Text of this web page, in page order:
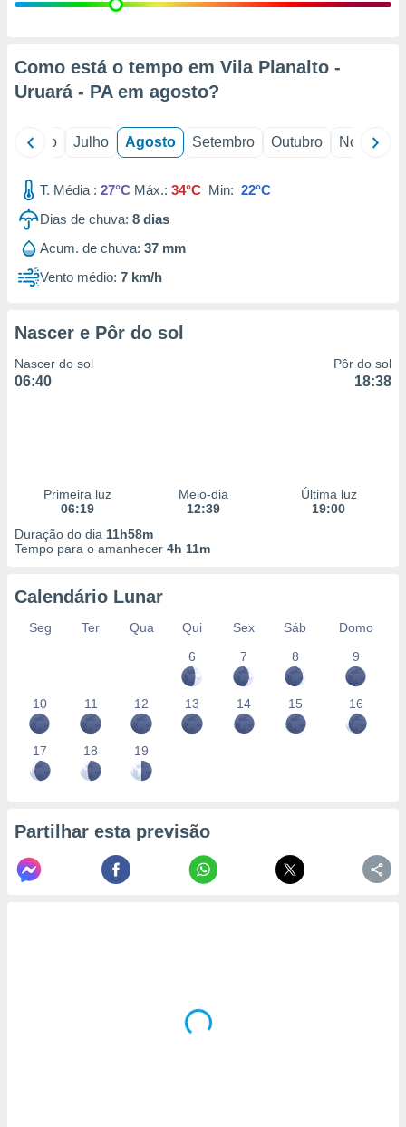
estudos
1199
Como está o tempo em Vila Planalto -
Uruará - PA em agosto?
Junho Julho Agosto Setembro Outubro Novembro
T. Média : 27°C Máx.: 34°C Min: 22°C
Dias de chuva: 8 dias
Acum. de chuva: 37 mm
Vento médio: 7 km/h
Nascer e Pôr do sol
Nascer do sol
06:40
Pôr do sol
18:38
Primeira luz
06:19
Meio-dia
12:39
Última luz
19:00
Duração do dia 11h58m
Tempo para o amanhecer 4h 11m
Calendário Lunar
Seg Ter Qua Qui Sex Sáb
Domo
6
7 8 9
10 11 12 13 14 15 16
17 18 19
Partilhar esta previsão